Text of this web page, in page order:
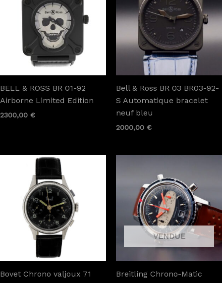
BELL & ROSS BR 01-92
Airborne Limited Edition
2300,00 €
Bell & Ross BR 03 BR03-92-
S Automatique bracelet
neuf bleu
2000,00 €
Bovet Chrono valjoux 71
Breitling Chrono-Matic